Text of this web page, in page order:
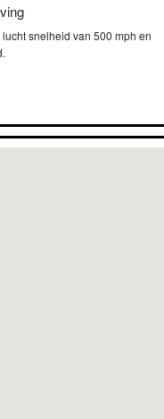
snelheid van 500 mph en